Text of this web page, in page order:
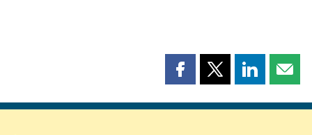
Partager
page
Partager
page
Partager
page page